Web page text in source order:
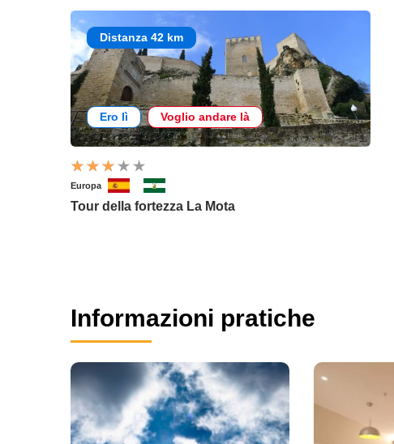
Distanza 42 km
Ero lì Voglio andare là
Europa
Tour della fortezza La Mota
Informazioni pratiche